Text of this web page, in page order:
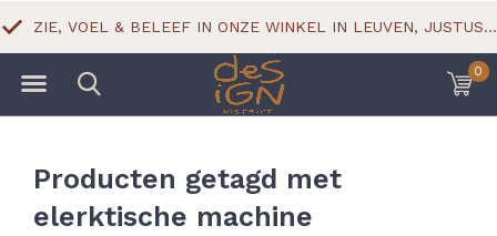
0
ZIE, VOEL & BELEEF IN ONZE WINKEL IN LEUVEN, JUSTUS LIPSIUSSTRAAT 18
Producten getagd met
elerktische machine